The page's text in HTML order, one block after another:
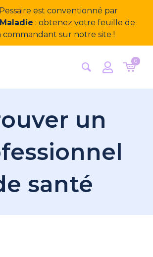
est conventionné par
: obtenez votre feuille de
commandant sur notre site !
0
un
santé